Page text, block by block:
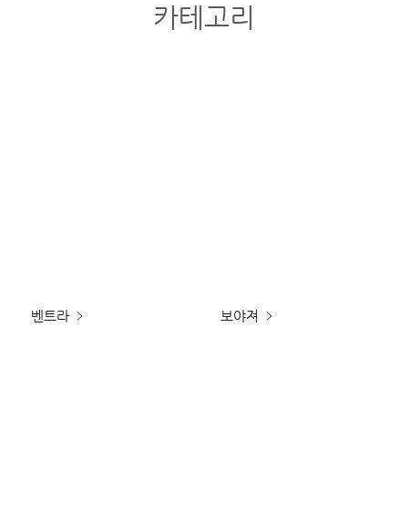
카테고리
벤트라 보야져